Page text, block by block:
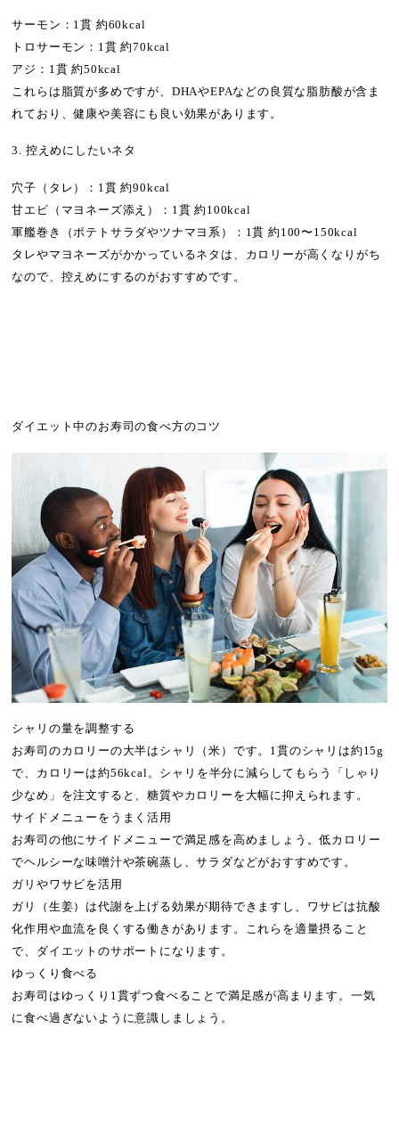
サーモン：1貫 約60kcal
トロサーモン：1貫 約70kcal
アジ：1貫 約50kcal
これらは脂質が多めですが、DHAやEPAなどの良質な脂肪酸が含ま
れており、健康や美容にも良い効果があります。
3. 控えめにしたいネタ
穴子（タレ）：1貫 約90kcal
甘エビ（マヨネーズ添え）：1貫 約100kcal
軍艦巻き（ポテトサラダやツナマヨ系）：1貫 約100〜150kcal
タレやマヨネーズがかかっているネタは、カロリーが高くなりがち
なので、控えめにするのがおすすめです。
ダイエット中のお寿司の食べ方のコツ
シャリの量を調整する
お寿司のカロリーの大半はシャリ（米）です。1貫のシャリは約15g
で、カロリーは約56kcal。シャリを半分に減らしてもらう「しゃり
少なめ」を注文すると、糖質やカロリーを大幅に抑えられます。
サイドメニューをうまく活用
お寿司の他にサイドメニューで満足感を高めましょう。低カロリー
でヘルシーな味噌汁や茶碗蒸し、サラダなどがおすすめです。
ガリやワサビを活用
ガリ（生姜）は代謝を上げる効果が期待できますし、ワサビは抗酸
化作用や血流を良くする働きがあります。これらを適量摂ること
で、ダイエットのサポートになります。
ゆっくり食べる
お寿司はゆっくり1貫ずつ食べることで満足感が高まります。一気
に食べ過ぎないように意識しましょう。